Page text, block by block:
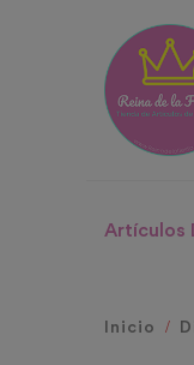
Artículos
Inicio